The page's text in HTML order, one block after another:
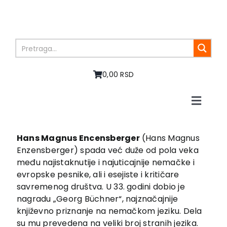
0,00 RSD
Toggle
About us
Books
In preparation
Sale
Authors
News
Hans Magnus Encensberger(Hans Magnus
Enzensberger) spada već duže od pola veka
među najistaknutije i najuticajnije nemačke i
evropske pesnike, ali i esejiste i kritičare
savremenog društva. U 33. godini dobio je
nagradu „Georg Büchner“, najznačajnije
književno priznanje na nemačkom jeziku. Dela
su mu prevedena na veliki broj stranih jezika.